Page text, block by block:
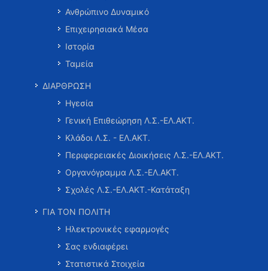
Ανθρώπινο Δυναμικό
Επιχειρησιακά Μέσα
Ιστορία
Ταμεία
ΔΙΑΡΘΡΩΣΗ
Ηγεσία
Γενική Επιθεώρηση Λ.Σ.-ΕΛ.ΑΚΤ.
Κλάδοι Λ.Σ. - ΕΛ.ΑΚΤ.
Περιφερειακές Διοικήσεις Λ.Σ.-ΕΛ.ΑΚΤ.
Οργανόγραμμα Λ.Σ.-ΕΛ.ΑΚΤ.
Σχολές Λ.Σ.-ΕΛ.ΑΚΤ.-Κατάταξη
ΓΙΑ ΤΟΝ ΠΟΛΙΤΗ
Ηλεκτρονικές εφαρμογές
Σας ενδιαφέρει
Στατιστικά Στοιχεία